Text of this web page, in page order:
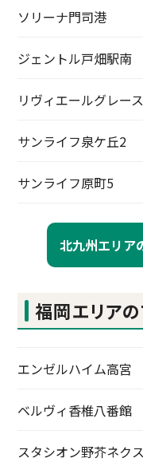
北九州エリア
ソリーナ門司港
ジェントル戸畑駅南
リヴィエールグレー
サンライフ泉ケ丘2
サンライフ原町5
福岡エリアの
エンゼルハイム高宮
ベルヴィ香椎八番館
スタシオン野芥ネク